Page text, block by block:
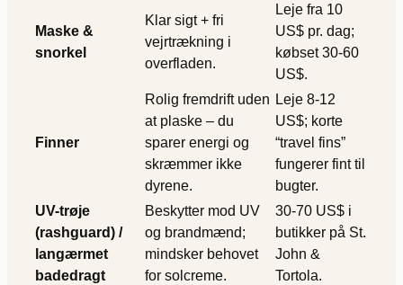
Maske &
snorkel
Klar sigt + fri
vejrtrækning i
overfladen.
Leje fra 10
US$ pr. dag;
købset 30-60
US$.
Finner
Rolig fremdrift uden
at plaske – du
sparer energi og
skræmmer ikke
dyrene.
Leje 8-12
US$; korte
“travel fins”
fungerer fint til
bugter.
UV-trøje
(rashguard) /
langærmet
badedragt
Beskytter mod UV
og brandmænd;
mindsker behovet
for solcreme.
30-70 US$ i
butikker på St.
John &
Tortola.